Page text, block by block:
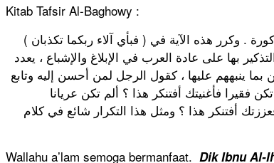
Kitab Tafsir Al-Baghowy :
( فبأي آلاء ربكما تكذبان ) أيها الثقلان ، يريد من هذه الأشياء المذكورة . وكرر هذه الآية في
بها على عادة العرب في الإبلاغ والإشباع ، يعدد
ينبههم عليها ، كقول الرجل لمن أحسن إليه وتابع
فقيرا فأغنيتك أفتنكر هذا ؟ ألم تكن عريانا
أفتنكر هذا ؟ ومثل هذا التكرار شائع في كلام
Wallahu a’lam semoga bermanfaat. Dik Ibnu Al-